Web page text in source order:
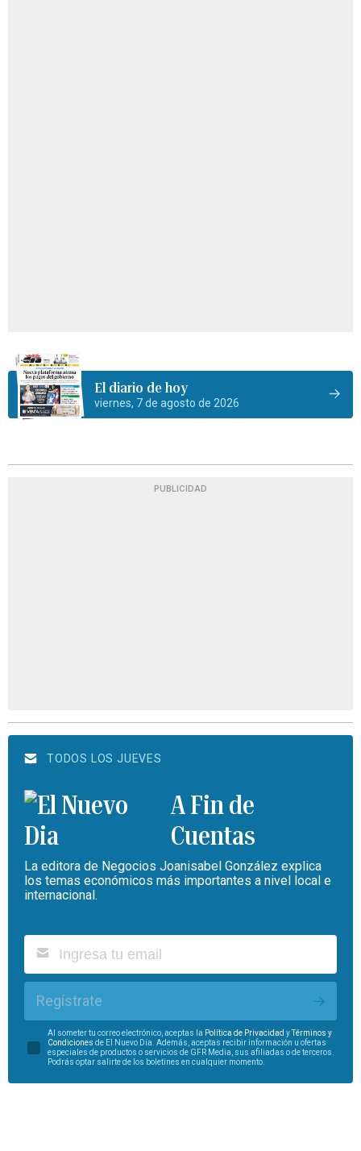
El diario de hoy
viernes, 7 de agosto de 2026
PUBLICIDAD
TODOS LOS JUEVES
A Fin de
Cuentas
La editora de Negocios Joanisabel González explica
los temas económicos más importantes a nivel local e
internacional.
Regístrate
Al someter tu correo electrónico, aceptas la Política de Privacidad y
Términos y
Condiciones de El Nuevo Día. Además, aceptas recibir información u ofertas
especiales de productos o servicios de GFR Media, sus afiliadas o de terceros.
Podrás optar salirte de los boletines en cualquier momento.